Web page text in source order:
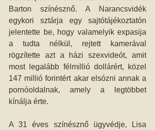
Barton színésznő. A Narancsvidék
egykori sztárja egy sajtótájékoztatón
jelentette be, hogy valamelyik expasija
a tudta nélkül, rejtett kamerával
rögzítette azt a házi szexvideót, amit
most legalább félmillió dollárért, közel
147 millió forintért akar elsózni annak a
pornóoldalnak, amely a legtöbbet
kínálja érte.
A 31 éves színésznő ügyvédje, Lisa